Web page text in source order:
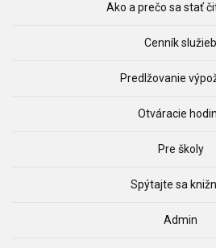
Ako a prečo sa stať
Cenník služieb
Predlžovanie
Otváracie
Pre školy
Spýtajte sa
Admin